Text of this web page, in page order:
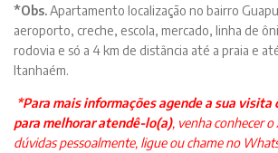
*Obs.Apartamento localização no bairro
aeroporto, creche, escola, mercado, linha de
rodovia e só a 4 km de distância até a praia e
Itanhaém.
*Para mais informaçõesagende a sua visita
para melhorar atendê-lo(a), venha conhecer o
dúvidas pessoalmente, ligue ou chame no